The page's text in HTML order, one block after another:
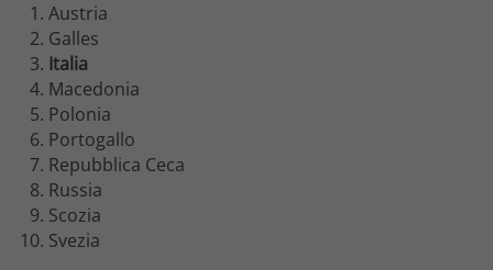
Austria
Galles
Italia
Macedonia
Polonia
Portogallo
Repubblica Ceca
Russia
Scozia
Svezia